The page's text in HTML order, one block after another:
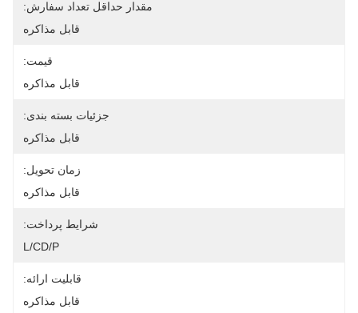
مقدار حداقل تعداد سفارش:
قابل مذاکره
قیمت:
قابل مذاکره
جزئیات بسته بندی:
قابل مذاکره
زمان تحویل:
قابل مذاکره
شرایط پرداخت:
L/CD/P
قابلیت ارائه:
قابل مذاکره